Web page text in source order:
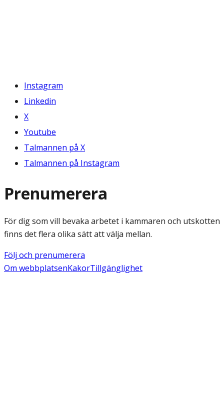
Instagram
Linkedin
X
Youtube
Talmannen på X
Talmannen på Instagram
Prenumerera
För dig som vill bevaka arbetet i kammaren och utskotten
finns det flera olika sätt att välja mellan.
Följ och prenumerera
Om webbplatsenKakorTillgänglighet